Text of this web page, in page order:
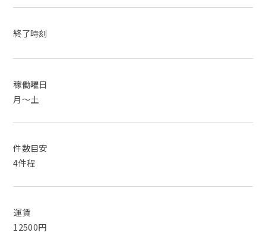
終了時刻
稼働曜日
月～土
件数目安
4件程
運賃
12500円